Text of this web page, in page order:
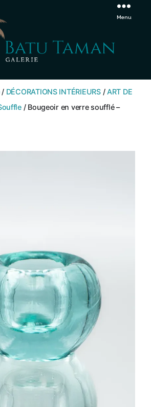
extérieurs et intérieurs Ignorer
TAMAN
Menu
/ DÉCORATIONS INTÉRIEURS/ART DE
/ Bougeoir en verre soufflé –